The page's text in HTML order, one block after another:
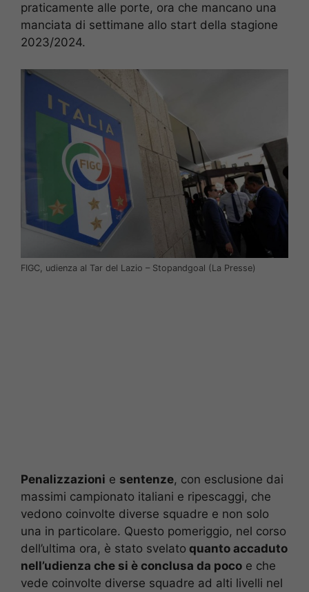
praticamente alle porte, ora che mancano una
manciata di settimane allo start della stagione
2023/2024.
FIGC, udienza al Tar del Lazio – Stopandgoal (La Presse)
Penalizzazioni e sentenze, con esclusione dai
massimi campionato italiani e ripescaggi, che
vedono coinvolte diverse squadre e non solo
una in particolare. Questo pomeriggio, nel corso
dell’ultima ora, è stato svelato quanto accaduto
nell’udienza che si è conclusa da poco e che
vede coinvolte diverse squadre ad alti livelli nel